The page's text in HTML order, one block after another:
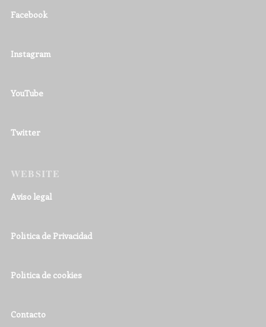
Facebook
Instagram
YouTube
Twitter
WEBSITE
Aviso legal
Política de Privacidad
Política de cookies
Contacto